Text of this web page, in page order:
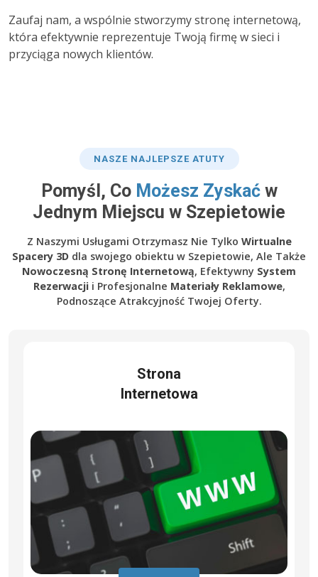
Zaufaj nam, a wspólnie stworzymy stronę internetową,
która efektywnie reprezentuje Twoją firmę w sieci i
przyciąga nowych klientów.
NASZE NAJLEPSZE ATUTY
Pomyśl, Co Możesz Zyskaćw
Jednym Miejscu w Szepietowie
Z Naszymi Usługami Otrzymasz Nie Tylko Wirtualne
Spacery 3D dla swojego obiektu w Szepietowie, Ale Także
Nowoczesną Stronę Internetową, Efektywny System
Rezerwacjii Profesjonalne Materiały Reklamowe,
Podnoszące Atrakcyjność Twojej Oferty.
Strona
Internetowa